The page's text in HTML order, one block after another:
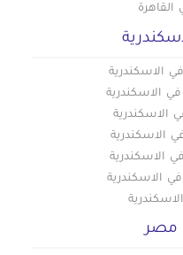
القاهرة
الاسكندرية
الاسكندرية
الاسكندرية
الاسكندرية
الاسكندرية
في الاسكندرية
مصر